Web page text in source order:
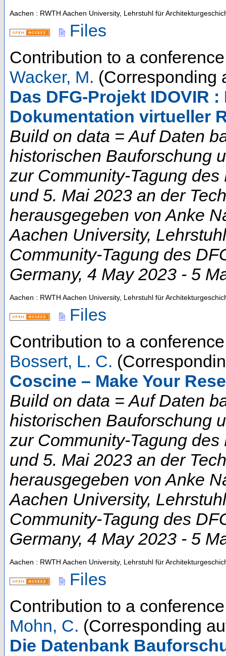
Aachen : RWTH Aachen University, Lehrstuhl für
Files
Contribution to a
Wacker, M. (Corresponding
Das DFG-Projekt IDOVIR
Dokumentation virtueller
Build on data = Auf Daten
historischen Bauforschung
zur Community-Tagung
und 5. Mai 2023 an der
herausgegeben von Anke
Aachen University,
Community-Tagung des
Germany, 4 May 2023 - 5
Aachen : RWTH Aachen University, Lehrstuhl für
Files
Contribution to a
Bossert, L. C.
Coscine – Make Your
Build on data = Auf Daten
historischen Bauforschung
zur Community-Tagung
und 5. Mai 2023 an der
herausgegeben von Anke
Aachen University,
Community-Tagung des
Germany, 4 May 2023 - 5
Aachen : RWTH Aachen University, Lehrstuhl für
Files
Contribution to a
Mohn, C. (Corresponding
Die Datenbank